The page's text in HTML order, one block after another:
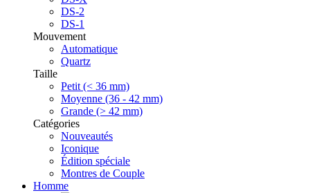
DS-2
DS-1
Mouvement
Automatique
Quartz
Taille
Petit (< 36 mm)
Moyenne (36 - 42 mm)
Grande (> 42 mm)
Catégories
Nouveautés
Iconique
Édition spéciale
Montres de Couple
Homme